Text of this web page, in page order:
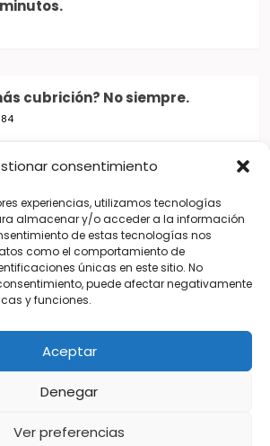
consentimiento
experiencias, utilizamos tecnologías
almacenar y/o acceder a la información
de estas tecnologías nos
como el comportamiento de
únicas en este sitio. No
puede afectar negativamente
y funciones.
Aceptar
Denegar
Ver preferencias
cubrición? No siempre.
realmente un catalizador y
Coches Alberto. Todos los